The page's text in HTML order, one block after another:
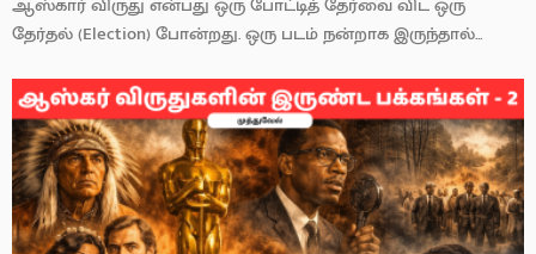
தேர்தல் (Election) போன்றது. ஒரு படம் நன்றாக இருந்தால்...